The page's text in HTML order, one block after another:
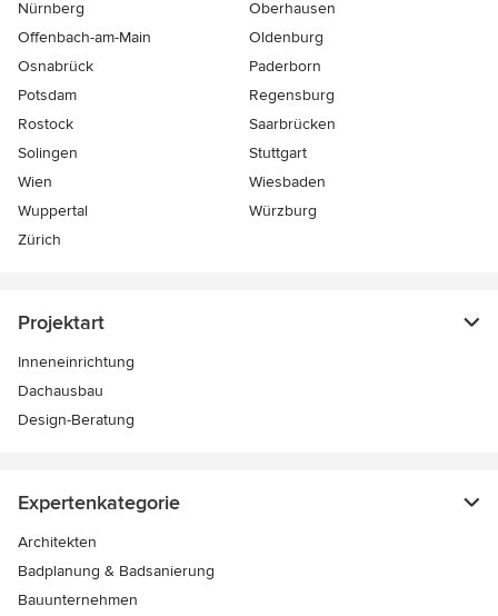
Nürnberg
Oberhausen
Offenbach-am-Main
Oldenburg
Osnabrück
Paderborn
Potsdam
Regensburg
Rostock
Saarbrücken
Solingen
Stuttgart
Wien
Wiesbaden
Wuppertal
Würzburg
Zürich
Projektart
Inneneinrichtung
Dachausbau
Design-Beratung
Expertenkategorie
Architekten
Badplanung & Badsanierung
Bauunternehmen